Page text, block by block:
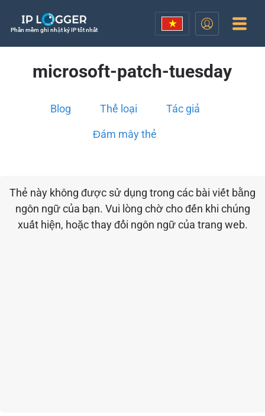
Phần mềm ghi nhật ký IP tốt nhất
microsoft-patch-tuesday
Blog Thể loại Tác giả
Đám mây thẻ